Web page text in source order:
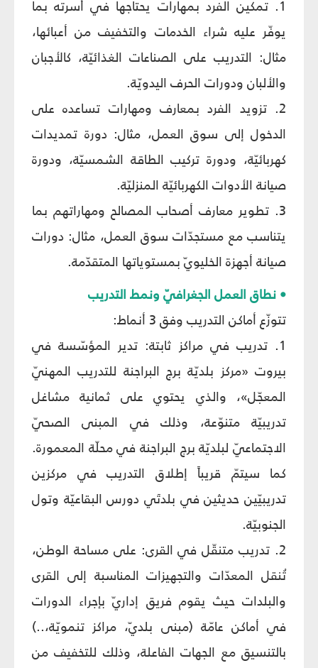
1. تمكين الفرد بمهارات يحتاجها في أسرته بما
يوفّر عليه شراء الخدمات والتخفيف من أعبائها،
مثال: التدريب على الصناعات الغذائيّة، كالأجبان
والألبان ودورات الحرف اليدويّة.
2. تزويد الفرد بمعارف ومهارات تساعده على
الدخول إلى سوق العمل، مثال: دورة تمديدات
كهربائيّة، ودورة تركيب الطاقة الشمسيّة، ودورة
صيانة الأدوات الكهربائيّة المنزليّة.
3. تطوير معارف أصحاب المصالح ومهاراتهم بما
يتناسب مع مستجدّات سوق العمل، مثال: دورات
صيانة أجهزة الخليويّ بمستوياتها المتقدّمة.
• نطاق العمل الجغرافيّ ونمط التدريب
تتوزّع أماكن التدريب وفق 3 أنماط:
1. تدريب في مراكز ثابتة: تدير المؤسّسة في
بيروت «مركز بلديّة برج البراجنة للتدريب المهنيّ
المعجّل»، والذي يحتوي على ثمانية مشاغل
تدريبيّة متنوّعة، وذلك في المبنى الصحيّ
الاجتماعيّ لبلديّة برج البراجنة في محلّة المعمورة.
كما سيتمّ قريباً إطلاق التدريب في مركزين
تدريبيّين حديثين في بلدتَي دورس البقاعيّة وتول
الجنوبيّة.
2. تدريب متنقّل في القرى: على مساحة الوطن،
تُنقل المعدّات والتجهيزات المناسبة إلى القرى
والبلدات حيث يقوم فريق إداريّ بإجراء الدورات
في أماكن عامّة (مبنى بلديّ، مراكز تنمويّة،..)
بالتنسيق مع الجهات الفاعلة، وذلك للتخفيف من